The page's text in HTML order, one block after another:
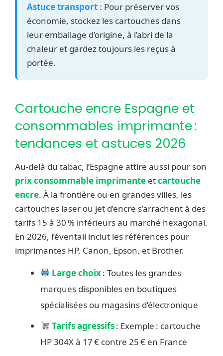
Astuce transport : Pour préserver vos
économie, stockez les cartouches dans
leur emballage d’origine, à l’abri de la
chaleur et gardez toujours les reçus à
portée.
Cartouche encre Espagne et
consommables imprimante :
tendances et astuces 2026
Au-delà du tabac, l’Espagne attire aussi pour son
prix consommable imprimante etcartouche
encre. À la frontière ou en grandes villes, les
cartouches laser ou jet d’encre s’arrachent à des
tarifs 15 à 30 % inférieurs au marché hexagonal.
En 2026, l’éventail inclut les références pour
imprimantes HP, Canon, Epson, et Brother.
Large choix: Toutes les grandes
marques disponibles en boutiques
spécialisées ou magasins d’électronique
Tarifs agressifs: Exemple : cartouche
HP 304X à 17 € contre 25 € en France